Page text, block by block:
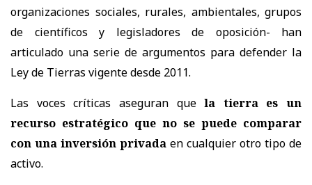
organizaciones sociales, rurales, ambientales, grupos
de científicos y legisladores de oposición- han
articulado una serie de argumentos para defender la
Ley de Tierras vigente desde 2011.
Las voces críticas aseguran quela tierra es un
recurso estratégico que no se puede comparar
con una inversión privada en cualquier otro tipo de
activo.